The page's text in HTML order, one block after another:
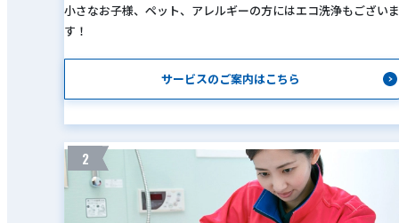
小さなお子様、ペット、アレルギーの方にはエコ洗浄もございま
す！
サービスのご案内はこちら
2